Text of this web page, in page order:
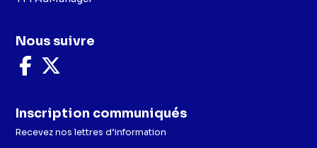
Nous suivre
Nous
suivre
Facebook
X
Inscription communiqués
Recevez nos lettres d’information